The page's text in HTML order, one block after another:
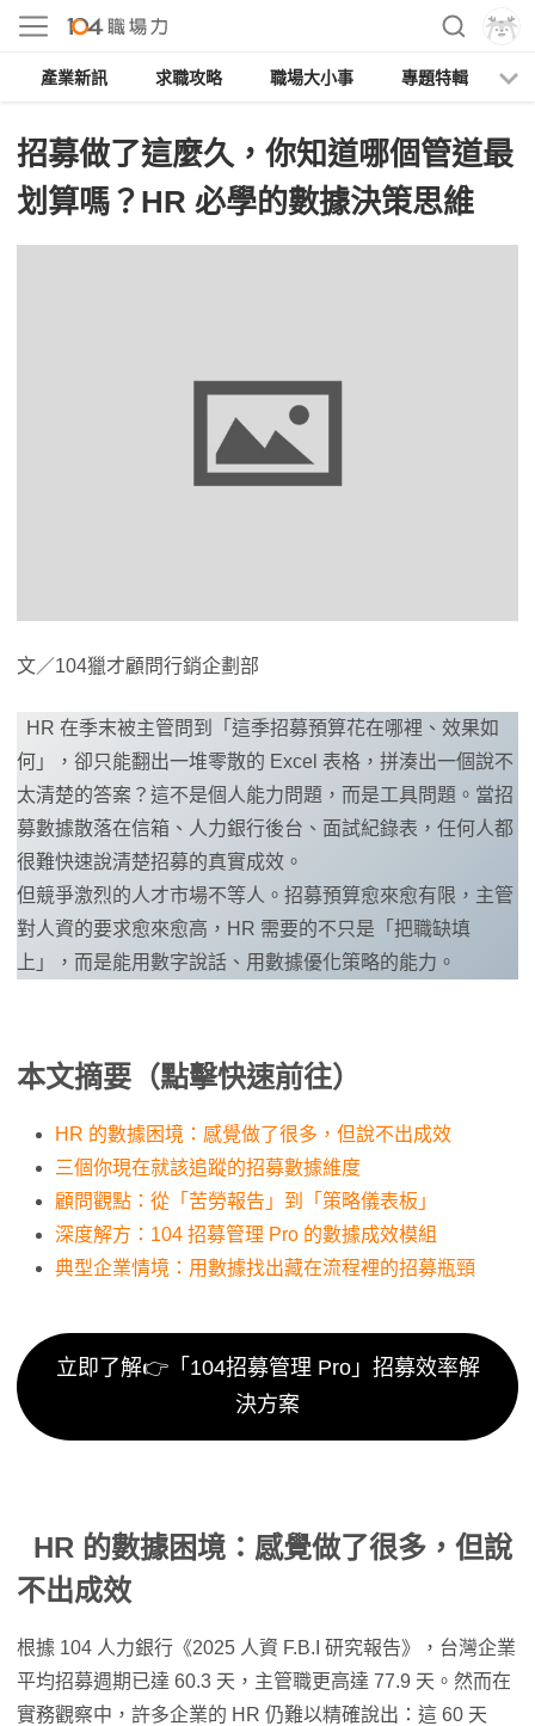
產業新訊 求職攻略 職場大小事 專題特輯
招募做了這麼久，你知道哪個管道最
划算嗎？HR 必學的數據決策思維
文／104獵才顧問行銷企劃部
HR 在季末被主管問到「這季招募預算花在哪裡、效果如
何」，卻只能翻出一堆零散的 Excel 表格，拼湊出一個說不
太清楚的答案？這不是個人能力問題，而是工具問題。當招
募數據散落在信箱、人力銀行後台、面試紀錄表，任何人都
很難快速說清楚招募的真實成效。
但競爭激烈的人才市場不等人。招募預算愈來愈有限，主管
對人資的要求愈來愈高，HR 需要的不只是「把職缺填
上」，而是能用數字說話、用數據優化策略的能力。
本文摘要（點擊快速前往）
HR 的數據困境：感覺做了很多，但說不出成效
三個你現在就該追蹤的招募數據維度
顧問觀點：從「苦勞報告」到「策略儀表板」
深度解方：104 招募管理 Pro 的數據成效模組
典型企業情境：用數據找出藏在流程裡的招募瓶頸
立即了解👉「104招募管理 Pro」招募效率解
決方案
HR 的數據困境：感覺做了很多，但說
不出成效
根據 104 人力銀行《2025 人資 F.B.I 研究報告》，台灣企業
平均招募週期已達 60.3 天，主管職更高達 77.9 天。然而在
實務觀察中，許多企業的 HR 仍難以精確說出：這 60 天